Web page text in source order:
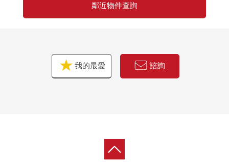
鄰近物件查詢
我的最愛 諮詢